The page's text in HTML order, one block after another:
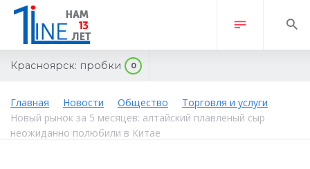
Красноярск: пробки 0
Главная Новости Общество
Торговля и услуги
Новый рынок за 5 месяцев: алтайский плавленый сыр
неожиданно полюбили в Китае